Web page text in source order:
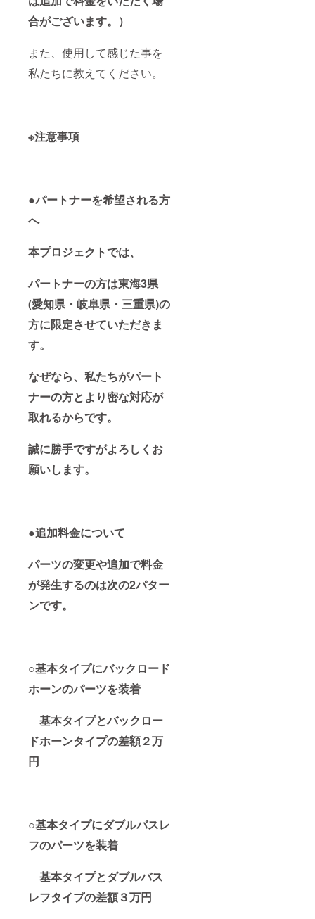
合がございます。）
また、使用して感じた事を
私たちに教えてください。
※注意事項
●パートナーを希望される方
へ
本プロジェクトでは、
パートナーの方は東海3県
(愛知県・岐阜県・三重県)の
方に限定させていただきま
す。
なぜなら、私たちがパート
ナーの方とより密な対応が
取れるからです。
誠に勝手ですがよろしくお
願いします。
●追加料金について
パーツの変更や追加で料金
が発生するのは次の2パター
ンです。
○基本タイプにバックロード
ホーンのパーツを装着
基本タイプとバックロー
ドホーンタイプの差額２万
円
○基本タイプにダブルバスレ
フのパーツを装着
基本タイプとダブルバス
レフタイプの差額３万円